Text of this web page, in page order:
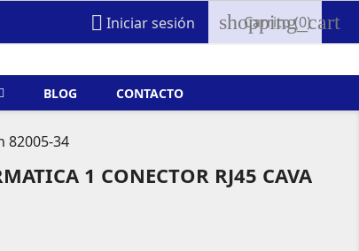
 Iniciar sesión shopping_cart
Carrito(0)
BLOG CONTACTO
82005-34
1 CONECTOR RJ45 CAVA